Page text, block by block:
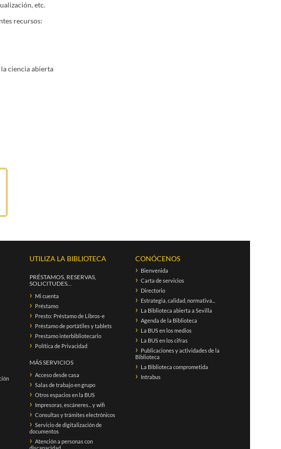
etc.
recursos:
ciencia abierta
UTILIZA LA BIBLIOTECA
PRÉSTAMOS, RESERVAS,
SOLICITUDES...
Mi cuenta
Préstamo
Presto: Préstamo de Libros-e
Préstamo de portátiles y tablets
Prestamo interbibliotecario
Política de Privacidad
MÁS SERVICIOS
Acceso desde casa
Salas de trabajo en grupo
Otros espacios en la BUS
Impresoras, escáneres... y wifi
Consultas y trámites electrónicos
Servicio de digitalización de
documentos
Atención a personas con
CONÓCENOS
Bienvenida
Carta de servicios
Directorio
Estrategia, calidad, normativa...
La Biblioteca abierta a Sevilla
Agenda de la Biblioteca
La BUS en los medios
La BUS en los cifras
Publicaciones y actividades de la
Biblioteca
La Biblioteca comprometida
Intrabus